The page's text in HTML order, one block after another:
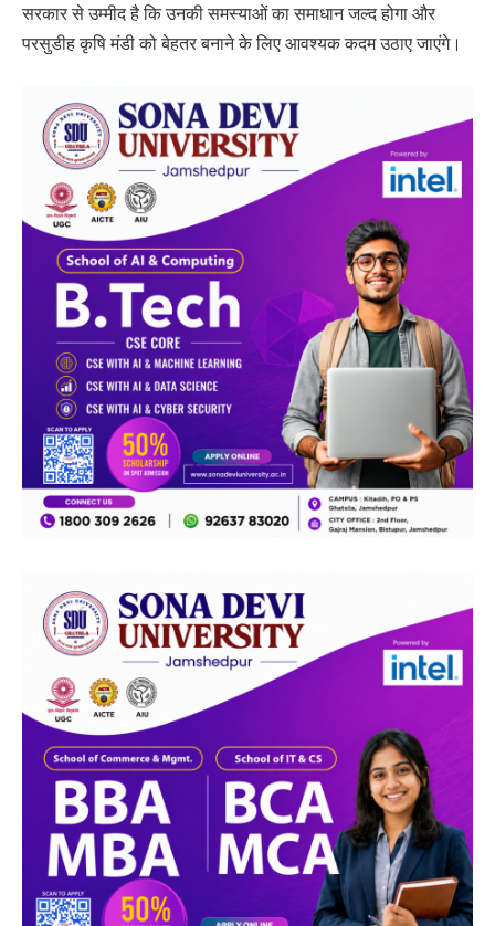
सरकार से उम्मीद है कि उनकी समस्याओं का समाधान जल्द होगा और
परसुडीह कृषि मंडी को बेहतर बनाने के लिए आवश्यक कदम उठाए जाएंगे।